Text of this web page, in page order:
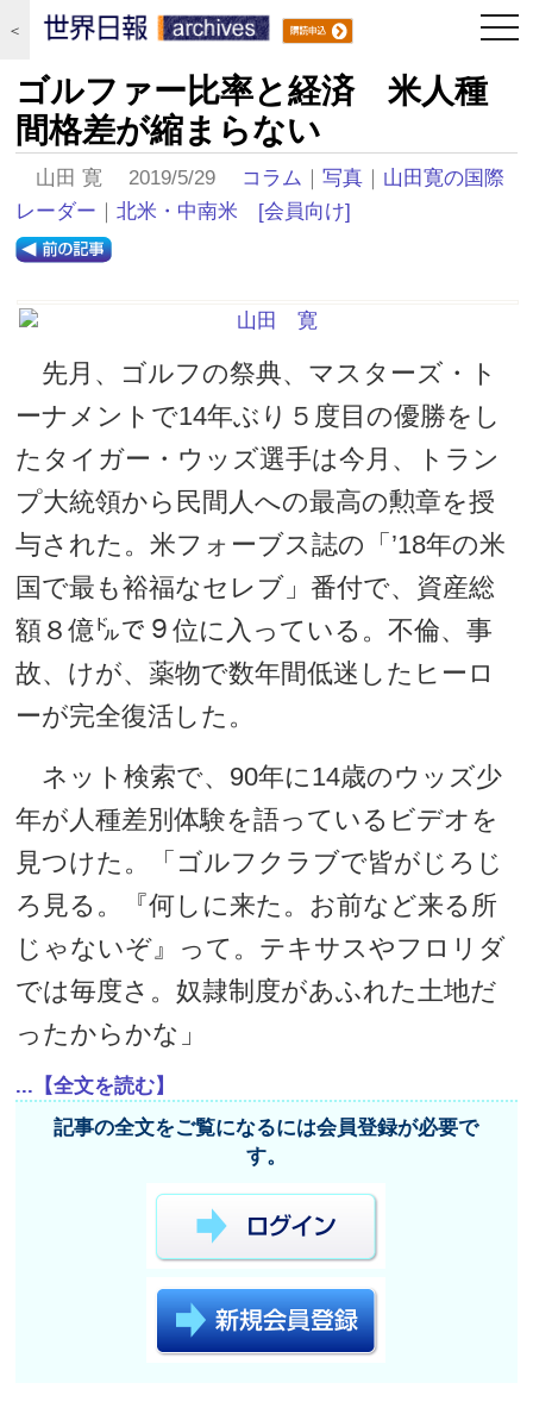
＜
ゴルファー比率と経済 米人種
間格差が縮まらない
山田 寛 2019/5/29 コラム ｜写真 ｜ 山田寛の国際
レーダー ｜北米・中南米 [会員向け]
先月、ゴルフの祭典、マスターズ・ト
ーナメントで14年ぶり５度目の優勝をし
たタイガー・ウッズ選手は今月、トラン
プ大統領から民間人への最高の勲章を授
与された。米フォーブス誌の「’18年の米
国で最も裕福なセレブ」番付で、資産総
額８億㌦で９位に入っている。不倫、事
故、けが、薬物で数年間低迷したヒーロ
ーが完全復活した。
ネット検索で、90年に14歳のウッズ少
年が人種差別体験を語っているビデオを
見つけた。「ゴルフクラブで皆がじろじ
ろ見る。『何しに来た。お前など来る所
じゃないぞ』って。テキサスやフロリダ
では毎度さ。奴隷制度があふれた土地だ
ったからかな」
...【全文を読む】
記事の全文をご覧になるには会員登録が必要で
す。